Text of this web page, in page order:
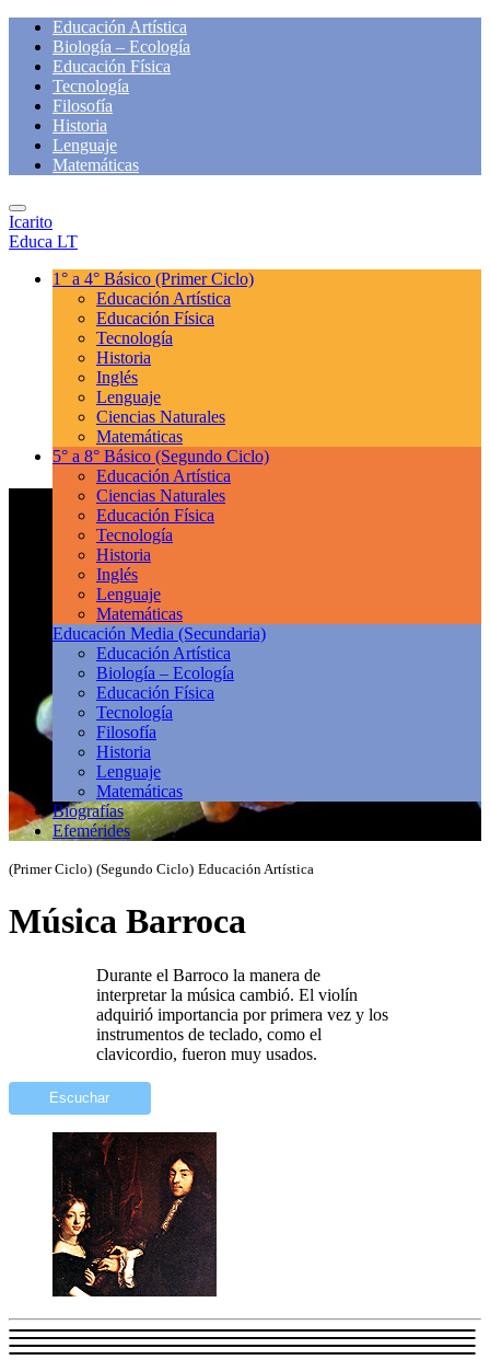
Educación Artística
Biología – Ecología
Educación Física
Tecnología
Filosofía
Historia
Lenguaje
Matemáticas
Icarito
Educa LT
1° a 4° Básico (Primer Ciclo)
Educación Artística
Educación Física
Tecnología
Historia
Inglés
Lenguaje
Ciencias Naturales
Matemáticas
5° a 8° Básico (Segundo Ciclo)
Educación Artística
Ciencias Naturales
Educación Física
Tecnología
Historia
Inglés
Lenguaje
Matemáticas
Educación Media (Secundaria)
Educación Artística
Biología – Ecología
Educación Física
Tecnología
Filosofía
Historia
Lenguaje
Matemáticas
Biografías
Efemérides
(Primer Ciclo) (Segundo Ciclo) Educación Artística
Música Barroca
Durante el Barroco la manera de
interpretar la música cambió. El violín
adquirió importancia por primera vez y los
instrumentos de teclado, como el
clavicordio, fueron muy usados.
Escuchar